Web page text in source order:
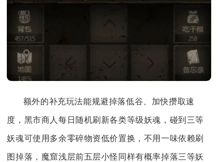
额外的补充玩法能规避掉落低谷、加快攒取速
度，黑市商人每日随机刷新各类等级妖魂，碰到三等
妖魂可使用多余零碎物资低价置换，不用一味依赖刷
图掉落，魔窟浅层前五层小怪同样有概率掉落三等妖